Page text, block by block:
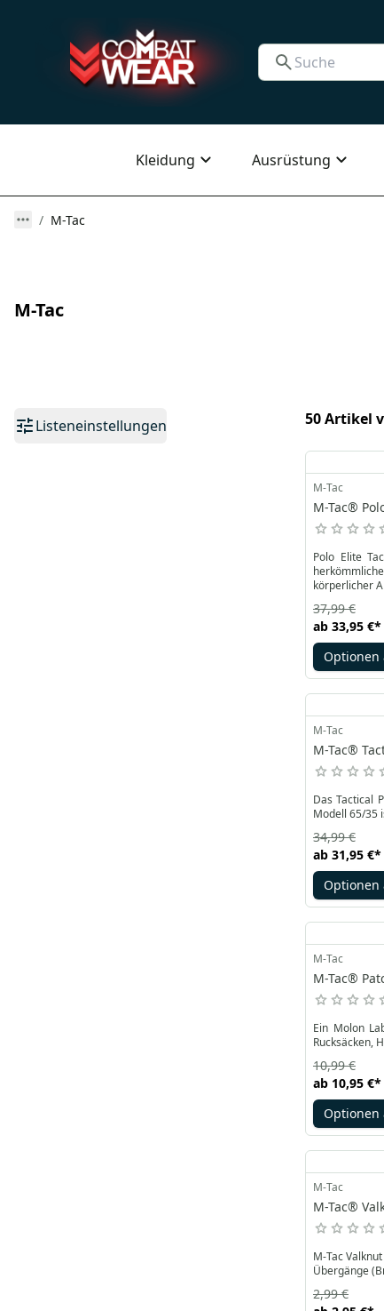
Kleidung Ausrüstung
M-Tac
M-Tac
Listeneinstellungen 50 Artikel
M-Tac
M-Tac®
Polo Elite
körperlicher
ab 33,95 €*
37,99 €
Optionen
M-Tac
M-Tac®
Das Tactical
Modell 65/35
ab 31,95 €*
34,99 €
Optionen
M-Tac
M-Tac®
Ein Molon
Rucksäcken,
ab 10,95 €*
10,99 €
Optionen
M-Tac
M-Tac®
M-Tac
Übergänge
2,99 €